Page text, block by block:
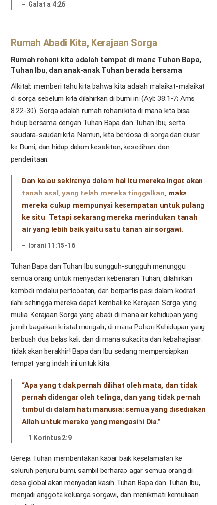
Galatia 4:26
Rumah Abadi Kita, Kerajaan Sorga
Rumah rohani kita adalah tempat di mana Tuhan Bapa,
Tuhan Ibu, dan anak-anak Tuhan berada bersama
Alkitab memberi tahu kita bahwa kita adalah malaikat-malaikat
di sorga sebelum kita dilahirkan di bumi ini (Ayb 38:1-7; Ams
8:22-30). Sorga adalah rumah rohani kita di mana kita bisa
hidup bersama dengan Tuhan Bapa dan Tuhan Ibu, serta
saudara-saudari kita. Namun, kita berdosa di sorga dan diusir
ke Bumi, dan hidup dalam kesakitan, kesedihan, dan
penderitaan.
Dan kalau sekiranya dalam hal itu mereka ingat akan
tanah asal, yang telah mereka tinggalkan, maka
mereka cukup mempunyai kesempatan untuk pulang
ke situ. Tetapi sekarang mereka merindukan tanah
air yang lebih baik yaitu satu tanah air sorgawi.
Ibrani 11:15-16
Tuhan Bapa dan Tuhan Ibu sungguh-sungguh menunggu
semua orang untuk menyadari kebenaran Tuhan, dilahirkan
kembali melalui pertobatan, dan berpartisipasi dalam kodrat
ilahi sehingga mereka dapat kembali ke Kerajaan Sorga yang
mulia. Kerajaan Sorga yang abadi di mana air kehidupan yang
jernih bagaikan kristal mengalir, di mana Pohon Kehidupan yang
berbuah dua belas kali, dan di mana sukacita dan kebahagiaan
tidak akan berakhir! Bapa dan Ibu sedang mempersiapkan
tempat yang indah ini untuk kita.
“Apa yang tidak pernah dilihat oleh mata, dan tidak
pernah didengar oleh telinga, dan yang tidak pernah
timbul di dalam hati manusia: semua yang disediakan
Allah untuk mereka yang mengasihi Dia.”
1 Korintus 2:9
Gereja Tuhan memberitakan kabar baik keselamatan ke
seluruh penjuru bumi, sambil berharap agar semua orang di
desa global akan menyadari kasih Tuhan Bapa dan Tuhan Ibu,
menjadi anggota keluarga sorgawi, dan menikmati kemuliaan